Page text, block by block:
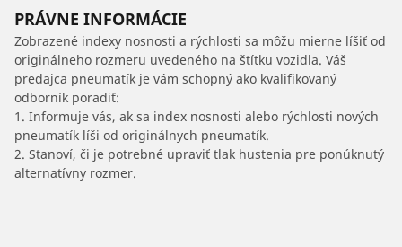
PRÁVNE INFORMÁCIE
Zobrazené indexy nosnosti a rýchlosti sa môžu mierne líšiť od
originálneho rozmeru uvedeného na štítku vozidla. Váš
predajca pneumatík je vám schopný ako kvalifikovaný
odborník poradiť:
1. Informuje vás, ak sa index nosnosti alebo rýchlosti nových
pneumatík líši od originálnych pneumatík.
2. Stanoví, či je potrebné upraviť tlak hustenia pre ponúknutý
alternatívny rozmer.